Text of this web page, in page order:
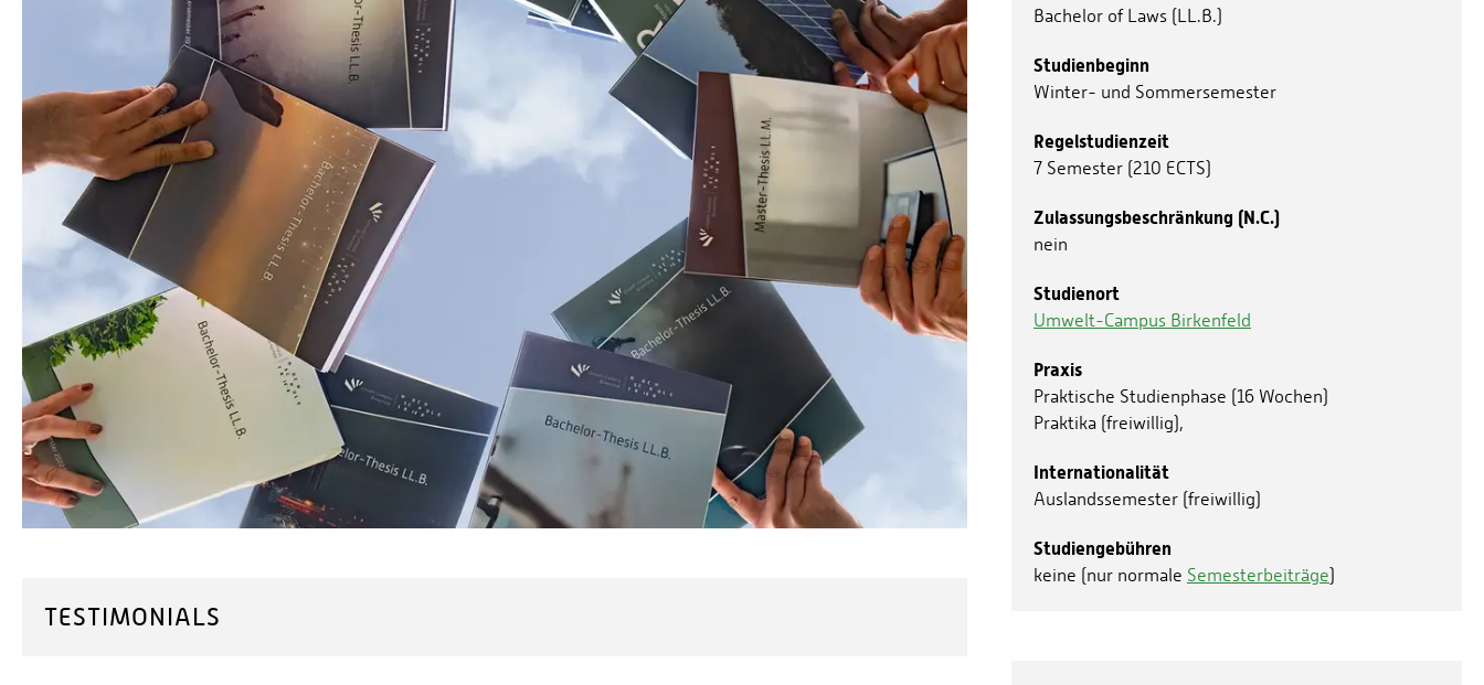
TESTIMONIALS
Bachelor of Laws (LL.B.)
Studienbeginn
Winter- und Sommersemester
Regelstudienzeit
7 Semester (210 ECTS)
Zulassungsbeschränkung (N.C.)
nein
Studienort
Umwelt-Campus Birkenfeld
Praxis
Praktische Studienphase (16 Wochen)
Praktika (freiwillig),
Internationalität
Auslandssemester (freiwillig)
Studiengebühren
keine (nur normale Semesterbeiträge)